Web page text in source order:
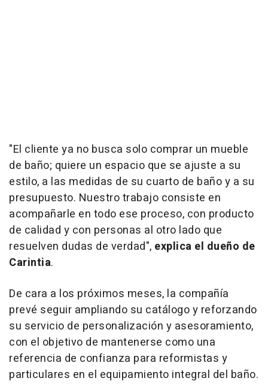
"El cliente ya no busca solo comprar un mueble
de baño; quiere un espacio que se ajuste a su
estilo, a las medidas de su cuarto de baño y a su
presupuesto. Nuestro trabajo consiste en
acompañarle en todo ese proceso, con producto
de calidad y con personas al otro lado que
resuelven dudas de verdad", explica el dueño de
Carintia.
De cara a los próximos meses, la compañía
prevé seguir ampliando su catálogo y reforzando
su servicio de personalización y asesoramiento,
con el objetivo de mantenerse como una
referencia de confianza para reformistas y
particulares en el equipamiento integral del baño.